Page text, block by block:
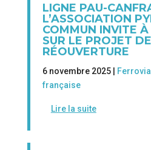
LIGNE PAU-
L’ASSOCIATION
COMMUN INVITE
SUR LE PROJET DE
RÉOUVERTURE
6 novembre 2025 |
française
Lire la suite